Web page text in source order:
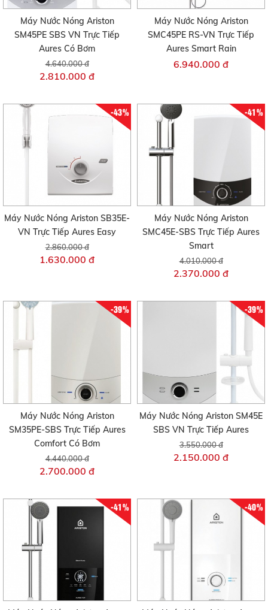
Máy Nước Nóng Ariston
SM45PE SBS VN Trực Tiếp
Aures Có Bơm
4.640.000 đ
2.810.000 đ
Máy Nước Nóng Ariston
SMC45PE RS-VN Trực Tiếp
Aures Smart Rain
6.940.000 đ
-43%
Máy Nước Nóng Ariston SB35E-
VN Trực Tiếp Aures Easy
2.860.000 đ
1.630.000 đ
-41%
Máy Nước Nóng Ariston
SMC45E-SBS Trực Tiếp Aures
Smart
4.010.000 đ
2.370.000 đ
-39%
Máy Nước Nóng Ariston
SM35PE-SBS Trực Tiếp Aures
Comfort Có Bơm
4.440.000 đ
2.700.000 đ
-39%
Máy Nước Nóng Ariston SM45E
SBS VN Trực Tiếp Aures
3.550.000 đ
2.150.000 đ
-41% -40%